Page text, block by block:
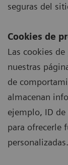
seguras del
Cookies de
Las cookies
nuestras
de
almacenan
ejemplo, ID
para ofrecerle
personalizadas.